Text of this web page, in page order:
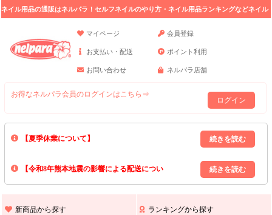
ネイル用品の通販はネルパラ！セルフネイルのやり方・ネイル用品ランキングなどネイル
マイページ
会員登録
お支払い・配送 ポイント利用
お問い合わせ ネルパラ店舗
お得なネルパラ会員のログインはこちら⇒
ログイン
【夏季休業について】
8/13(木)～8/16(日)の間｢出荷業務・お問い合わせ業務｣はお休みいたしま
上記期間中のご注文・お問い合わせは8/17(月)以降の対応となりますので
【令和8年熊本地震の影響による配送につい
また､ 九州全域でお荷物のお届けに遅延が生じております｡
新商品から探す ランキングから探す